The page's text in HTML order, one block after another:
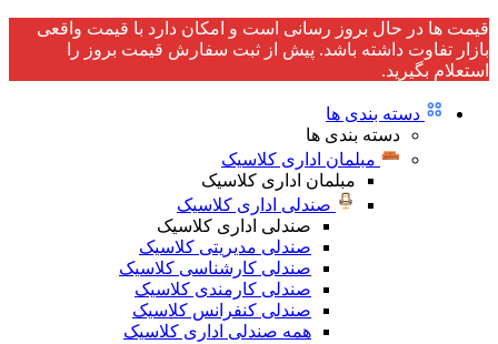
قیمت ها در حال بروز رسانی است و امکان دارد با قیمت واقعی
بازار تفاوت داشته باشد. پیش از ثبت سفارش قیمت بروز را
استعلام بگیرید.
دسته بندی ها
دسته بندی ها
مبلمان اداری کلاسیک
مبلمان اداری کلاسیک
صندلی اداری کلاسیک
صندلی اداری کلاسیک
صندلی مدیریتی کلاسیک
صندلی کارشناسی کلاسیک
صندلی کارمندی کلاسیک
صندلی کنفرانس کلاسیک
همه صندلی اداری کلاسیک